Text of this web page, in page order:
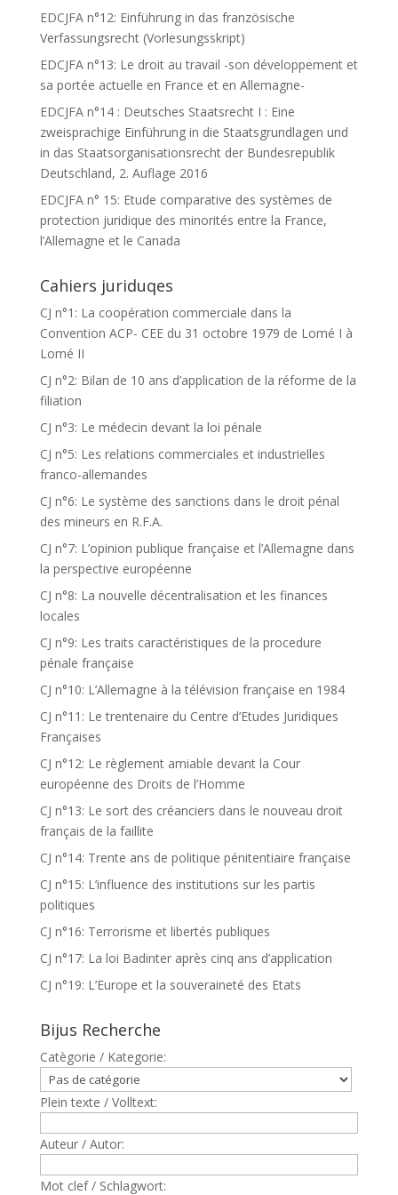
EDCJFA n°12: Einführung in das französische
Verfassungsrecht (Vorlesungsskript)
EDCJFA n°13: Le droit au travail -son développement et
sa portée actuelle en France et en Allemagne-
EDCJFA n°14 : Deutsches Staatsrecht I : Eine
zweisprachige Einführung in die Staatsgrundlagen und
in das Staatsorganisationsrecht der Bundesrepublik
Deutschland, 2. Auflage 2016
EDCJFA n° 15: Etude comparative des systèmes de
protection juridique des minorités entre la France,
l’Allemagne et le Canada
Cahiers juriduqes
CJ n°1: La coopération commerciale dans la
Convention ACP- CEE du 31 octobre 1979 de Lomé I à
Lomé II
CJ n°2: Bilan de 10 ans d’application de la réforme de la
filiation
CJ n°3: Le médecin devant la loi pénale
CJ n°5: Les relations commerciales et industrielles
franco-allemandes
CJ n°6: Le système des sanctions dans le droit pénal
des mineurs en R.F.A.
CJ n°7: L’opinion publique française et l’Allemagne dans
la perspective européenne
CJ n°8: La nouvelle décentralisation et les finances
locales
CJ n°9: Les traits caractéristiques de la procedure
pénale française
CJ n°10: L’Allemagne à la télévision française en 1984
CJ n°11: Le trentenaire du Centre d’Etudes Juridiques
Françaises
CJ n°12: Le règlement amiable devant la Cour
européenne des Droits de l’Homme
CJ n°13: Le sort des créanciers dans le nouveau droit
français de la faillite
CJ n°14: Trente ans de politique pénitentiaire française
CJ n°15: L’influence des institutions sur les partis
politiques
CJ n°16: Terrorisme et libertés publiques
CJ n°17: La loi Badinter après cinq ans d’application
CJ n°19: L’Europe et la souveraineté des Etats
Bijus Recherche
Catègorie / Kategorie:
Plein texte / Volltext:
Auteur / Autor:
Mot clef / Schlagwort: